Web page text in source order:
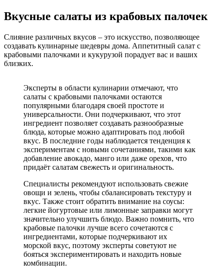
Вкусные салаты из крабовых палочек
Слияние различных вкусов – это искусство, позволяющее
создавать кулинарные шедевры дома. Аппетитный салат с
крабовыми палочками и кукурузой порадует вас и ваших
близких.
Эксперты в области кулинарии отмечают, что
салаты с крабовыми палочками остаются
популярными благодаря своей простоте и
универсальности. Они подчеркивают, что этот
ингредиент позволяет создавать разнообразные
блюда, которые можно адаптировать под любой
вкус. В последние годы наблюдается тенденция к
экспериментам с новыми сочетаниями, такими как
добавление авокадо, манго или даже орехов, что
придаёт салатам свежесть и оригинальность.
Специалисты рекомендуют использовать свежие
овощи и зелень, чтобы сбалансировать текстуру и
вкус. Также стоит обратить внимание на соусы:
легкие йогуртовые или лимонные заправки могут
значительно улучшить блюдо. Важно помнить, что
крабовые палочки лучше всего сочетаются с
ингредиентами, которые подчеркивают их
морской вкус, поэтому эксперты советуют не
бояться экспериментировать и находить новые
комбинации.